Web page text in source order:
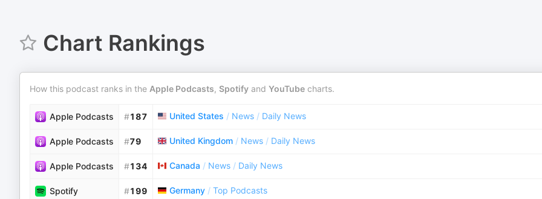
Chart Rankings
How this podcast ranks in the Apple Podcasts, Spotify and YouTube charts.
Apple Podcasts #187 United States / News / Daily News
Apple Podcasts #79 United Kingdom / News / Daily News
Apple Podcasts #134 Canada / News / Daily News
Spotify #199 Germany / Top Podcasts